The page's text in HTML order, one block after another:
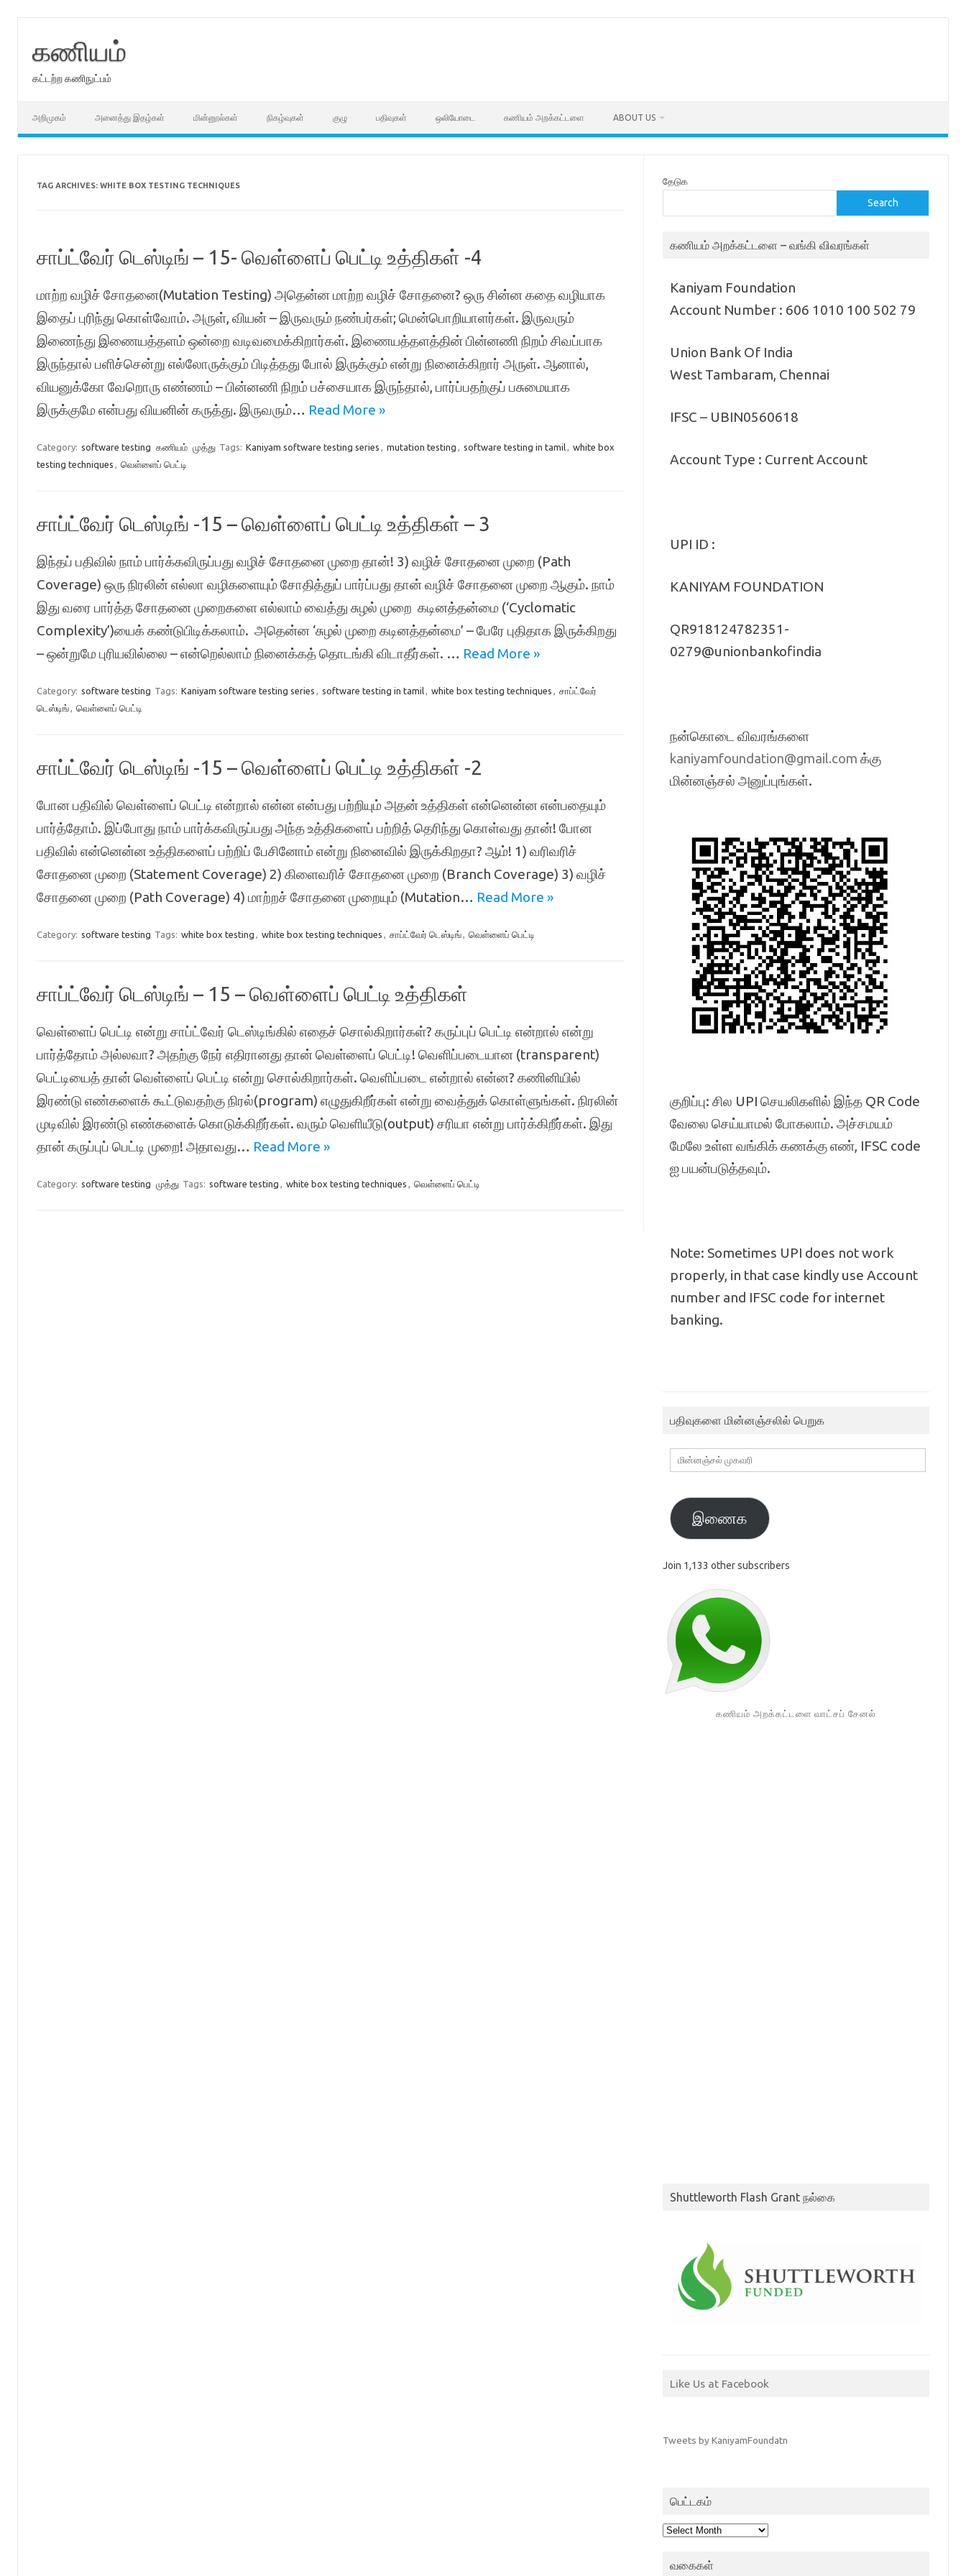
கணியம்
கட்டற்ற கணிநுட்பம்
அறிமுகம் அனைத்து இதழ்கள் மின்னூல்கள் நிகழ்வுகள் குழு பதிவுகள் ஒலியோடை கணியம் அறக்கட்டளை ABOUT US
TAG ARCHIVES: WHITE BOX TESTING TECHNIQUES
சாப்ட்வேர் டெஸ்டிங் – 15- வெள்ளைப் பெட்டி உத்திகள் -4
மாற்ற வழிச் சோதனை(Mutation Testing) அதென்ன மாற்ற வழிச் சோதனை? ஒரு சின்ன கதை வழியாக
இதைப் புரிந்து கொள்வோம். அருள், வியன் – இருவரும் நண்பர்கள்; மென்பொறியாளர்கள். இருவரும்
இணைந்து இணையத்தளம் ஒன்றை வடிவமைக்கிறார்கள். இணையத்தளத்தின் பின்னணி நிறம் சிவப்பாக
இருந்தால் பளிச்சென்று எல்லோருக்கும் பிடித்தது போல் இருக்கும் என்று நினைக்கிறார் அருள். ஆனால்,
வியனுக்கோ வேறொரு எண்ணம் – பின்னணி நிறம் பச்சையாக இருந்தால், பார்ப்பதற்குப் பசுமையாக
இருக்குமே என்பது வியனின் கருத்து. இருவரும்… Read More »
Category: software testing கணியம் முத்து Tags: Kaniyam software testing series , mutation testing , software testing in tamil, white box
testing techniques , வெள்ளைப் பெட்டி
சாப்ட்வேர் டெஸ்டிங் -15 – வெள்ளைப் பெட்டி உத்திகள் – 3
இந்தப் பதிவில் நாம் பார்க்கவிருப்பது வழிச் சோதனை முறை தான்! 3) வழிச் சோதனை முறை (Path
Coverage) ஒரு நிரலின் எல்லா வழிகளையும் சோதித்துப் பார்ப்பது தான் வழிச் சோதனை முறை ஆகும். நாம்
இது வரை பார்த்த சோதனை முறைகளை எல்லாம் வைத்து சுழல் முறை கடினத்தன்மை (‘Cyclomatic
Complexity’)யைக் கண்டுபிடிக்கலாம். அதென்ன ‘சுழல் முறை கடினத்தன்மை’ – பேரே புதிதாக இருக்கிறது
– ஒன்றுமே புரியவில்லை – என்றெல்லாம் நினைக்கத் தொடங்கி விடாதீர்கள். … Read More »
Category: software testing Tags: Kaniyam software testing series , software testing in tamil, white box testing techniques , சாப்ட்வேர்
டெஸ்டிங், வெள்ளைப் பெட்டி
சாப்ட்வேர் டெஸ்டிங் -15 – வெள்ளைப் பெட்டி உத்திகள் -2
போன பதிவில் வெள்ளைப் பெட்டி என்றால் என்ன என்பது பற்றியும் அதன் உத்திகள் என்னென்ன என்பதையும்
பார்த்தோம். இப்போது நாம் பார்க்கவிருப்பது அந்த உத்திகளைப் பற்றித் தெரிந்து கொள்வது தான்! போன
பதிவில் என்னென்ன உத்திகளைப் பற்றிப் பேசினோம் என்று நினைவில் இருக்கிறதா? ஆம்! 1) வரிவரிச்
சோதனை முறை (Statement Coverage) 2) கிளைவரிச் சோதனை முறை (Branch Coverage) 3) வழிச்
சோதனை முறை (Path Coverage) 4) மாற்றச் சோதனை முறையும் (Mutation… Read More »
Category: software testing Tags: white box testing , white box testing techniques , சாப்ட்வேர் டெஸ்டிங், வெள்ளைப் பெட்டி
சாப்ட்வேர் டெஸ்டிங் – 15 – வெள்ளைப் பெட்டி உத்திகள்
வெள்ளைப் பெட்டி என்று சாப்ட்வேர் டெஸ்டிங்கில் எதைச் சொல்கிறார்கள்? கருப்புப் பெட்டி என்றால் என்று
பார்த்தோம் அல்லவா? அதற்கு நேர் எதிரானது தான் வெள்ளைப் பெட்டி! வெளிப்படையான (transparent)
பெட்டியைத் தான் வெள்ளைப் பெட்டி என்று சொல்கிறார்கள். வெளிப்படை என்றால் என்ன? கணினியில்
இரண்டு எண்களைக் கூட்டுவதற்கு நிரல்(program) எழுதுகிறீர்கள் என்று வைத்துக் கொள்ளுங்கள். நிரலின்
முடிவில் இரண்டு எண்களைக் கொடுக்கிறீர்கள். வரும் வெளியீடு(output) சரியா என்று பார்க்கிறீர்கள். இது
தான் கருப்புப் பெட்டி முறை! அதாவது… Read More »
Category: software testing முத்து Tags: software testing , white box testing techniques , வெள்ளைப் பெட்டி
தேடுக
Search
கணியம் அறக்கட்டளை – வங்கி விவரங்கள்
Kaniyam Foundation
Account Number : 606 1010 100 502 79
Union Bank Of India
West Tambaram, Chennai
IFSC – UBIN0560618
Account Type : Current Account
UPI ID :
KANIYAM FOUNDATION
QR918124782351-
0279@unionbankofindia
நன்கொடை விவரங்களை
kaniyamfoundation@gmail.com க்கு
மின்னஞ்சல் அனுப்புங்கள்.
குறிப்பு: சில UPI செயலிகளில் இந்த QR Code
வேலை செய்யாமல் போகலாம். அச்சமயம்
மேலே உள்ள வங்கிக் கணக்கு எண், IFSC code
ஐ பயன்படுத்தவும்.
Note: Sometimes UPI does not work
properly, in that case kindly use Account
number and IFSC code for internet
banking.
பதிவுகளை மின்னஞ்சலில் பெறுக
மின்னஞ்சல்
முகவரி
இணைக
Join 1,133 other subscribers
கணியம் அறக்கட்டளை வாட்சப் சேனல்
Shuttleworth Flash Grant நல்கை
Like Us at Facebook
Tweets by KaniyamFoundatn
பெட்டகம்
பெட்டகம்
வகைகள்